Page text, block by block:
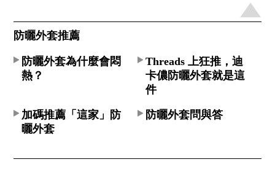
防曬外套推薦
防曬外套為什麼會悶
熱？
Threads 上狂推，迪
卡儂防曬外套就是這
件
加碼推薦「這家」防
曬外套
防曬外套問與答